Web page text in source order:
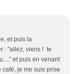
et puis la
: "allez, viens ! te
et puis en venant
je me suis prise